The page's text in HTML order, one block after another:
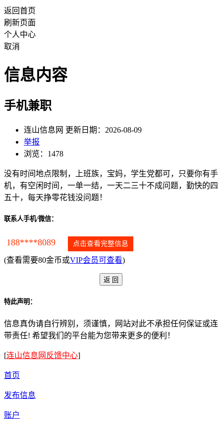
返回首页
刷新页面
个人中心
取消
信息内容
手机兼职
连山信息网 更新日期：2026-08-09
举报
浏览：1478
没有时间地点限制，上班族，宝妈，学生党都可，只要你有手
机，有空闲时间，一单一结，一天二三十不成问题，勤快的四
五十，每天挣零花钱没问题！
联系人手机/微信：
188****8089 点击查看完整信息
(查看需要80金币或VIP会员可查看)
特此声明：
信息真伪请自行辨别，须谨慎，网站对此不承担任何保证或连
带责任! 希望我们的平台能为您带来更多的便利！
[连山信息网反馈中心]
首页
发布信息
账户